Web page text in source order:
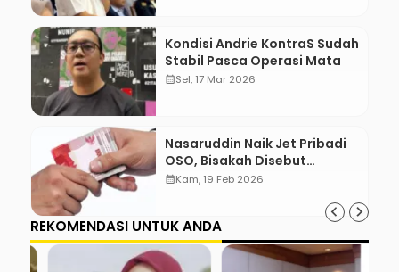
Kondisi Andrie KontraS Sudah
Stabil Pasca Operasi Mata
calendar_monthSel, 17 Mar 2026
Nasaruddin Naik Jet Pribadi
OSO, Bisakah Disebut
Gratifikasi?
calendar_monthKam, 19 Feb 2026
REKOMENDASI UNTUK ANDA